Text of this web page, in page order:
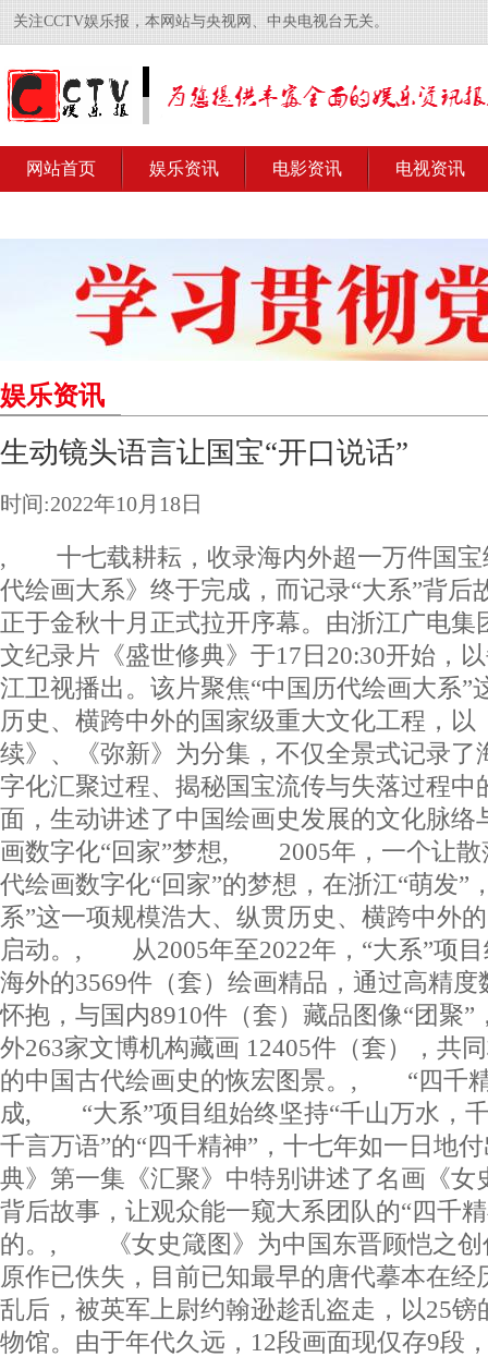
关注CCTV娱乐报，本网站与央视网、中央电视台无关。
网站首页 娱乐资讯 电影资讯 电视资讯
娱乐资讯
生动镜头语言让国宝“开口说话”
时间:2022年10月18日
, 十七载耕耘，收录海内外超一万件国宝
代绘画大系》终于完成，而记录“大系”背后
正于金秋十月正式拉开序幕。由浙江广电集
文纪录片《盛世修典》于17日20:30开始，
江卫视播出。该片聚焦“中国历代绘画大系”
历史、横跨中外的国家级重大文化工程，以
续》、《弥新》为分集，不仅全景式记录了
字化汇聚过程、揭秘国宝流传与失落过程中
面，生动讲述了中国绘画史发展的文化
画数字化“回家”梦想, 2005年，一个让散
代绘画数字化“回家”的梦想，在浙江“萌发”
系”这一项规模浩大、纵贯历史、横跨中外
启动。, 从2005年至2022年，“大系”项目
海外的3569件（套）绘画精品，通过高精
怀抱，与国内8910件（套）藏品图像“团聚
外263家文博机构藏画 12405件（套），共
的中国古代绘画史的恢宏图景。, “四千
成, “大系”项目组始终坚持“千山万水，
千言万语”的“四千精神”，十七年如一日地
典》第一集《汇聚》中特别讲述了名画《女
背后故事，让观众能一窥大系团队的“四千
的。, 《女史箴图》为中国东晋顾恺之创
原作已佚失，目前已知最早的唐代摹本在经
乱后，被英军上尉约翰逊趁乱盗走，以25镑
物馆。由于年代久远，12段画面现仅存9段